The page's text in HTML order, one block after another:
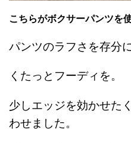
こちらがボクサーパンツを
パンツのラフさを存分
くたっとフーディを。
少しエッジを効かせた
わせました。